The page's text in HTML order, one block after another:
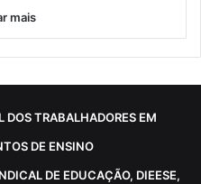
mais
TRABALHADORES EM
DE ENSINO
DE EDUCAÇÃO, DIEESE,